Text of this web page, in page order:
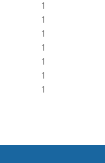
1
1
1
1
1
1
1